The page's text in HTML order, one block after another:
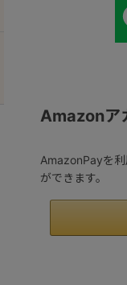
Amazonア
AmazonPayを
ができます。